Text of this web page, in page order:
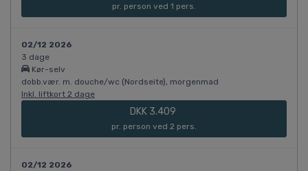
pr. person ved 1 pers.
02/12 2026
3 dage
Kør-selv
dobb.vær. m. douche/wc (Nordseite), morgenmad
Inkl. liftkort 2 dage
DKK 3.409
pr. person ved 2 pers.
02/12 2026